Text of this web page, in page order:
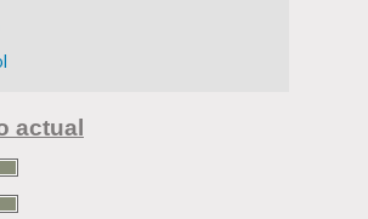
actual